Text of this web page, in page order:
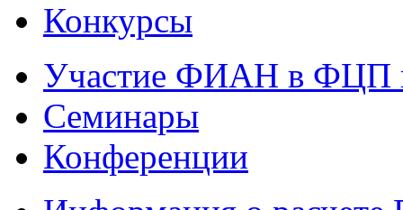
Конкурсы
Участие ФИАН в ФЦП
Семинары
Конференции